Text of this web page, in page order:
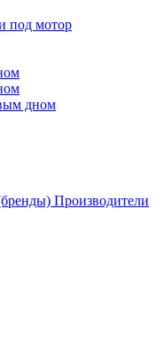
под мотор
дном
Производители